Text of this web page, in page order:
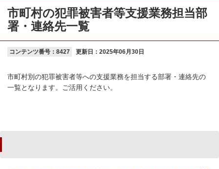
市町村の犯罪被害者等支援業務担当部
署・連絡先一覧
コンテンツ番号：8427 更新日： 2025年06月30日
市町村別の犯罪被害者等への支援業務を担当する部署・連絡先の
一覧となります。ご活用ください。